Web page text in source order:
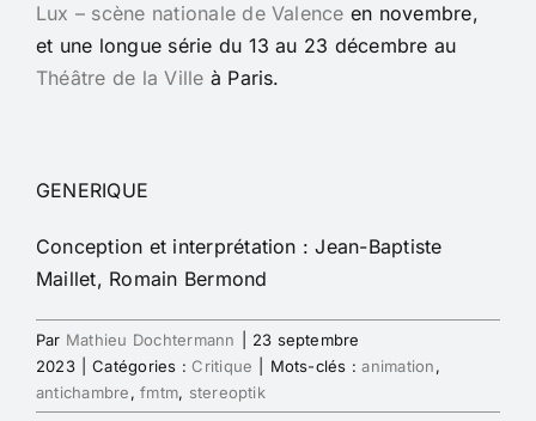
Lux – scène nationale de Valence en novembre,
et une longue série du 13 au 23 décembre au
Théâtre de la Ville à Paris.
GENERIQUE
Conception et interprétation : Jean-Baptiste
Maillet, Romain Bermond
Par Mathieu Dochtermann
23 septembre
2023
Catégories : Critique Mots-clés :animation,
antichambre,fmtm, stereoptik